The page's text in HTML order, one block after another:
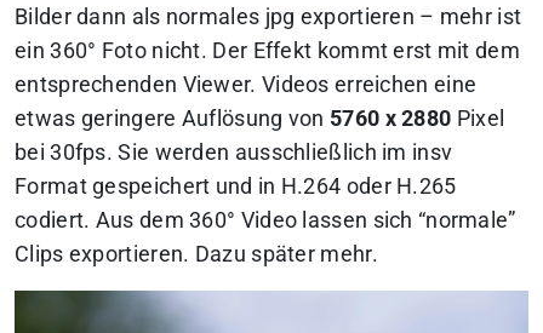
Bilder dann als normales jpg exportieren – mehr ist
ein 360° Foto nicht. Der Effekt kommt erst mit dem
entsprechenden Viewer. Videos erreichen eine
etwas geringere Auflösung von 5760 x 2880 Pixel
bei 30fps. Sie werden ausschließlich im insv
Format gespeichert und in H.264 oder H.265
codiert. Aus dem 360° Video lassen sich “normale”
Clips exportieren. Dazu später mehr.